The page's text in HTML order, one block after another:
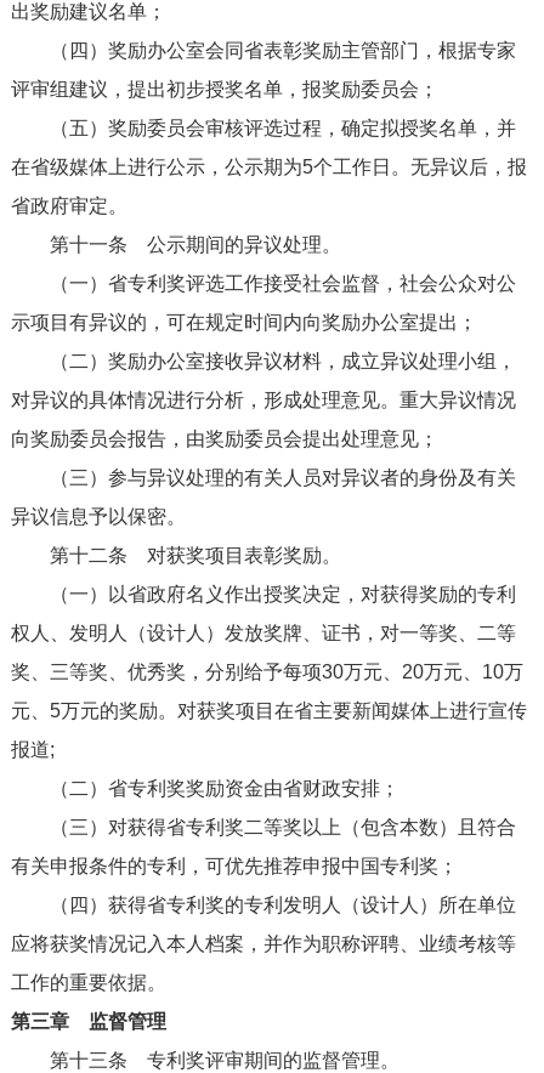
出奖励建议名单；
（四）奖励办公室会同省表彰奖励主管部门，根据专家
评审组建议，提出初步授奖名单，报奖励委员会；
（五）奖励委员会审核评选过程，确定拟授奖名单，并
在省级媒体上进行公示，公示期为5个工作日。无异议后，报
省政府审定。
第十一条 公示期间的异议处理。
（一）省专利奖评选工作接受社会监督，社会公众对公
示项目有异议的，可在规定时间内向奖励办公室提出；
（二）奖励办公室接收异议材料，成立异议处理小组，
对异议的具体情况进行分析，形成处理意见。重大异议情况
向奖励委员会报告，由奖励委员会提出处理意见；
（三）参与异议处理的有关人员对异议者的身份及有关
异议信息予以保密。
第十二条 对获奖项目表彰奖励。
（一）以省政府名义作出授奖决定，对获得奖励的专利
权人、发明人（设计人）发放奖牌、证书，对一等奖、二等
奖、三等奖、优秀奖，分别给予每项30万元、20万元、10万
元、5万元的奖励。对获奖项目在省主要新闻媒体上进行宣传
报道;
（二）省专利奖奖励资金由省财政安排；
（三）对获得省专利奖二等奖以上（包含本数）且符合
有关申报条件的专利，可优先推荐申报中国专利奖；
（四）获得省专利奖的专利发明人（设计人）所在单位
应将获奖情况记入本人档案，并作为职称评聘、业绩考核等
工作的重要依据。
第三章 监督管理
第十三条 专利奖评审期间的监督管理。